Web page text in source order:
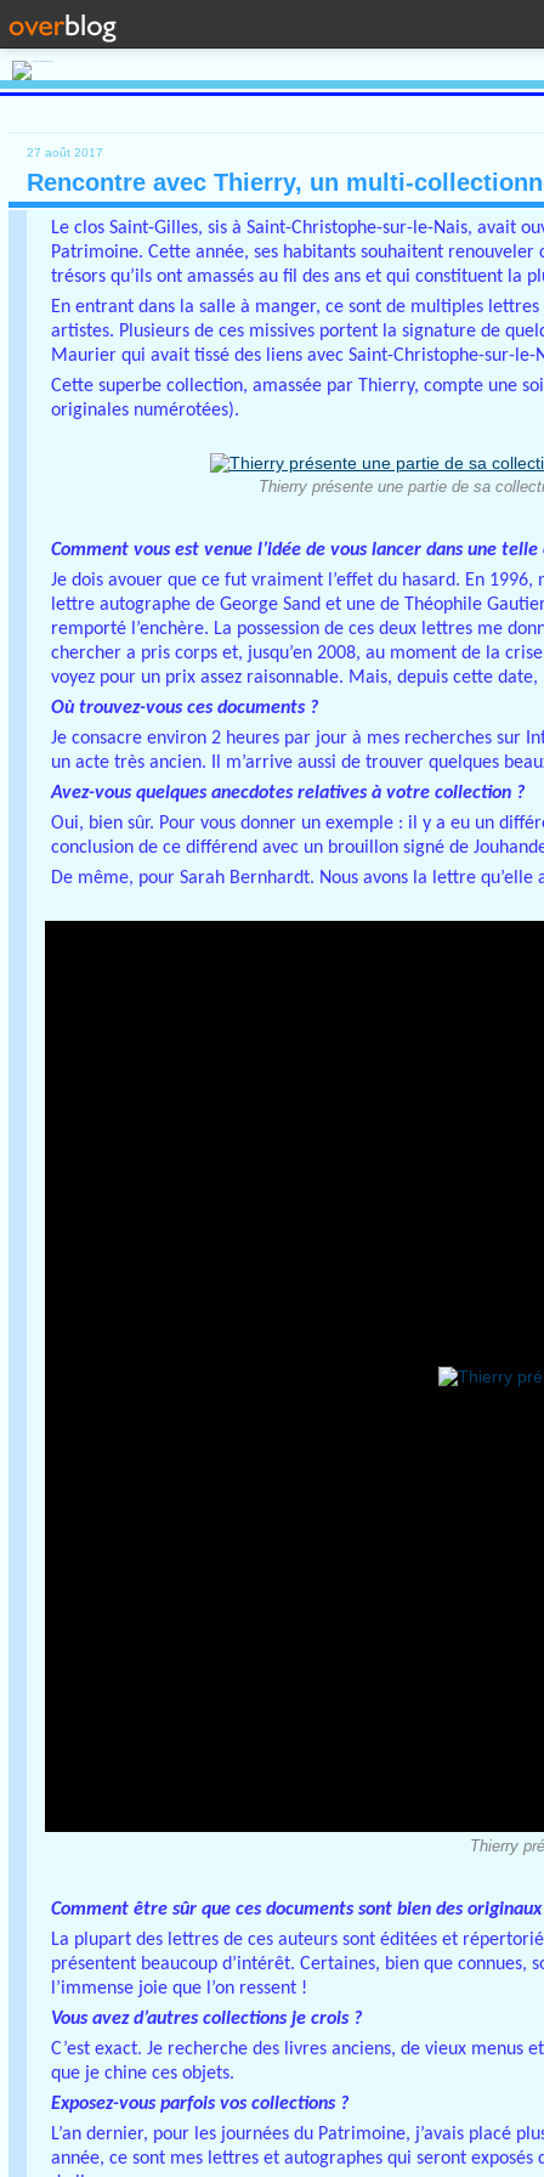
27 août 2017
Rencontre avec Thierry, un multi-
Le clos Saint-Gilles, sis à Saint-Christophe-sur-le-Nais, avait
Patrimoine. Cette année, ses habitants souhaitent
trésors qu’ils ont amassés au fil des ans et qui constituent la
En entrant dans la salle à manger, ce sont de multiples
artistes. Plusieurs de ces missives portent la signature de
Maurier qui avait tissé des liens avec Saint-Christophe-sur-le-
Cette superbe collection, amassée par Thierry, compte une
originales numérotées).
Thierry présente une partie de sa
Comment vous est venue l’idée de vous lancer dans une telle
Je dois avouer que ce fut vraiment l’effet du hasard. En 1996,
lettre autographe de George Sand et une de Théophile
remporté l’enchère. La possession de ces deux lettres me
chercher a pris corps et, jusqu’en 2008, au moment de la
voyez pour un prix assez raisonnable. Mais, depuis cette
Où trouvez-vous ces documents ?
Je consacre environ 2 heures par jour à mes recherches sur
un acte très ancien. Il m’arrive aussi de trouver quelques
Avez-vous quelques anecdotes relatives à votre collection ?
Oui, bien sûr. Pour vous donner un exemple : il y a eu un
conclusion de ce différend avec un brouillon signé de
De même, pour Sarah Bernhardt. Nous avons la lettre
Thierry
Comment être sûr que ces documents sont bien des originaux
La plupart des lettres de ces auteurs sont éditées et
présentent beaucoup d’intérêt. Certaines, bien que connues,
l’immense joie que l’on ressent !
Vous avez d’autres collections je crois ?
C’est exact. Je recherche des livres anciens, de vieux
que je chine ces objets.
Exposez-vous parfois vos collections ?
L’an dernier, pour les journées du Patrimoine, j’avais placé
année, ce sont mes lettres et autographes qui seront